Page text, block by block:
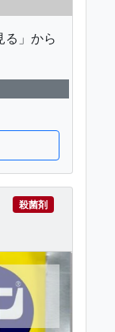
る」から
殺菌剤